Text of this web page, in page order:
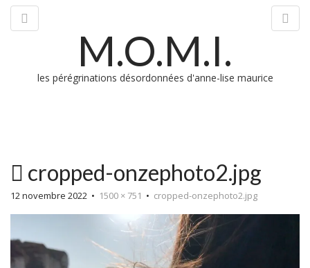
M.O.M.I.
les pérégrinations désordonnées d'anne-lise maurice
cropped-onzephoto2.jpg
12 novembre 2022 • 1500 × 751 • cropped-onzephoto2.jpg